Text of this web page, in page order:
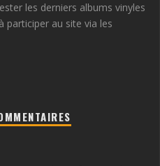
les derniers albums vinyles
participer au site via les